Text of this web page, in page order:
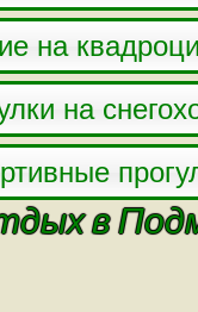
на
на
в